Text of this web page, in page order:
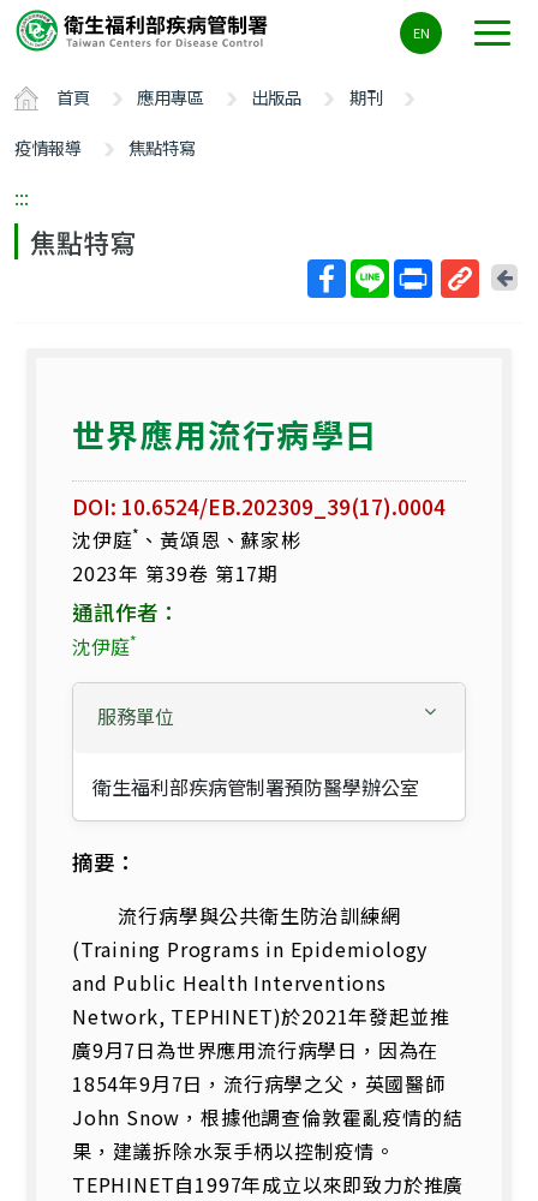
要
容
ALT+C
EN
首頁 應用專區 出版品
期刊
疫情報導
焦點特寫
:::
焦點特寫
回
世界應用流行病學日
DOI: 10.6524/EB.202309_39(17).0004
沈伊庭* 、黃頌恩、蘇家彬
2023年 第39卷 第17期
通訊作者：
沈伊庭*
服務單位
衛生福利部疾病管制署預防醫學辦公室
摘要：
流行病學與公共衛生防治訓練網
(Training Programs in Epidemiology
and Public Health Interventions
Network, TEPHINET)於2021年發起並推
廣9月7日為世界應用流行病學日，因為在
1854年9月7日，流行病學之父，英國醫師
John Snow，根據他調查倫敦霍亂疫情的結
果，建議拆除水泵手柄以控制疫情。
TEPHINET自1997年成立以來即致力於推廣